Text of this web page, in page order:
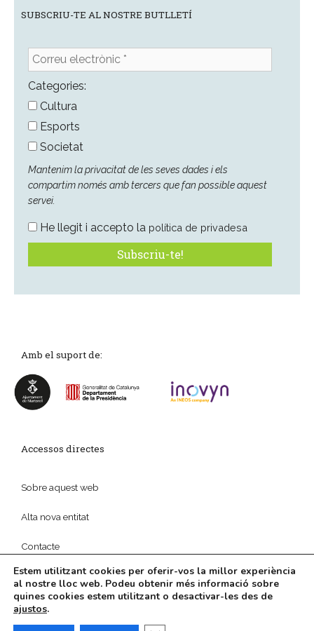
SUBSCRIU-TE AL NOSTRE BUTLLETÍ
Correu
electrònic
*Categories:
Cultura
Esports
Societat
Mantenim la privacitat de les seves dades i els
compartim només amb tercers que fan possible aquest
servei.
He llegit i accepto la política de privadesa
Amb el suport de:
Accessos directes
Sobre aquest web
Alta nova entitat
Contacte
© 2026
DigitalperaTotArreu.com
Estem utilitzant cookies per oferir-vos la millor experiència
al nostre lloc web. Podeu obtenir més informació sobre
quines cookies estem utilitzant o desactivar-les des de
ajustos.